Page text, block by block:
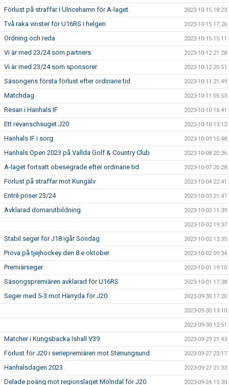
Förlust på straffar i Ulricehamn för A-laget 2023-10-15 18:23
Två raka vinster för U16RS i helgen 2023-10-15 17:26
Ordning och reda 2023-10-15 15:11
Vi är med 23/24 som partners 2023-10-12 21:28
Vi är med 23/24 som sponsorer 2023-10-12 20:51
Säsongens första förlust efter ordinarie tid 2023-10-11 21:49
Matchdag 2023-10-11 05:53
Resan i Hanhals IF 2023-10-10 16:41
Ett revanschsuget J20 2023-10-10 13:12
Hanhals IF i sorg 2023-10-09 15:48
Hanhals Open 2023 på Vallda Golf & Country Club 2023-10-08 20:36
A-laget fortsatt obesegrade efter ordinarie tid 2023-10-07 20:28
Förlust på straffar mot Kungälv 2023-10-04 22:41
Entrè priser 23/24 2023-10-03 21:47
Avklarad domarutbildning 2023-10-03 11:39
2023-10-02 19:37
Stabil seger för J18 igår Söndag 2023-10-02 13:35
Prova på tjejhockey den 8.e oktober 2023-10-02 09:34
Premiärseger 2023-10-01 19:10
Säsongspremiären avklarad för U16RS 2023-10-01 17:38
Seger med 5-3 mot Härryda för J20 2023-09-30 17:20
2023-09-30 13:10
2023-09-30 12:51
Matcher i Kungsbacka Ishall V39 2023-09-29 21:43
Förlust för J20 i seriepremiären mot Stenungsund 2023-09-27 23:17
Hanhalsdagen 2023 2023-09-27 21:33
Delade poäng mot regionslaget Mölndal för J20 2023-09-24 15:30